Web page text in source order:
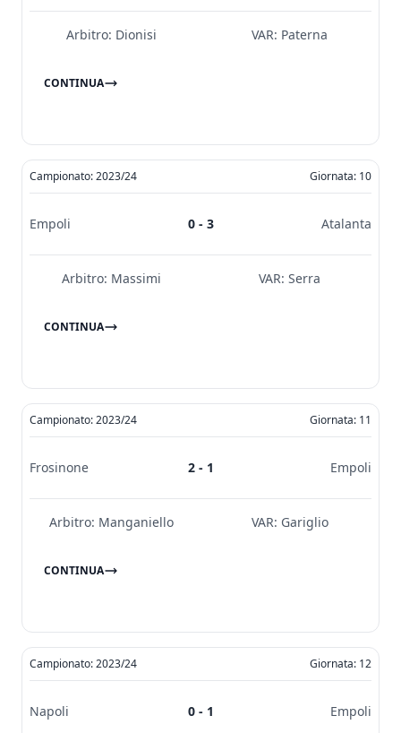
Arbitro: Dionisi VAR: Paterna
CONTINUA
Campionato: 2023/24 Giornata: 10
Empoli 0 - 3 Atalanta
Arbitro: Massimi VAR: Serra
CONTINUA
Campionato: 2023/24 Giornata: 11
Frosinone 2 - 1 Empoli
Arbitro: Manganiello VAR: Gariglio
CONTINUA
Campionato: 2023/24 Giornata: 12
Napoli 0 - 1 Empoli